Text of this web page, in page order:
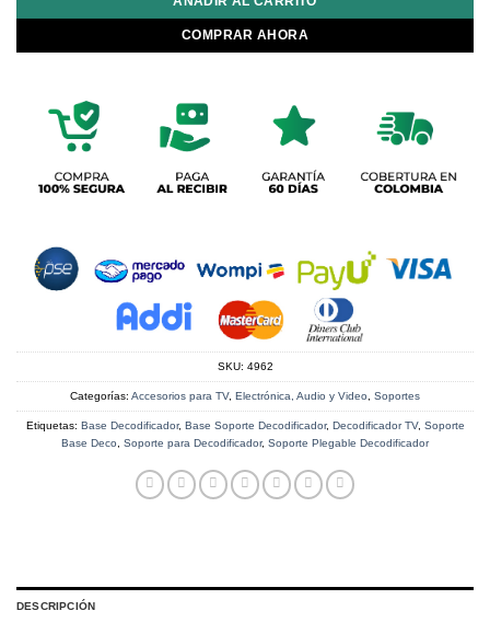
COMPRAR AHORA
SKU: 4962
Categorías: Accesorios para TV, Electrónica, Audio y Video, Soportes
Etiquetas: Base Decodificador, Base Soporte Decodificador, Decodificador TV, Soporte
Base Deco, Soporte para Decodificador, Soporte Plegable Decodificador
DESCRIPCIÓN